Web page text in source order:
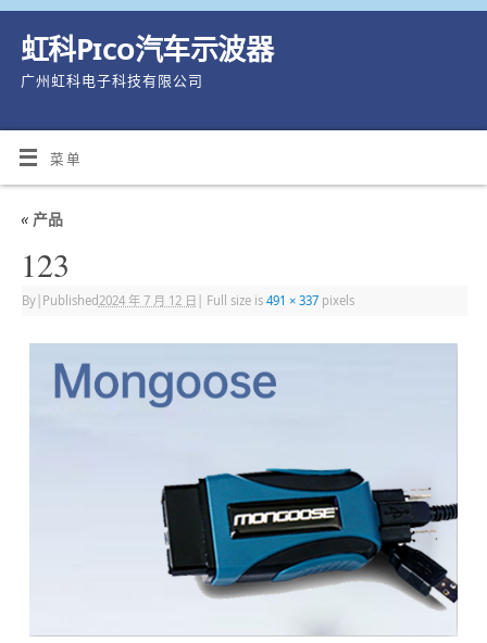
虹科Pico汽车示波器
广州虹科电子科技有限公司
菜单
«产品
123
By| Published 2024 年 7 月 12 日 Full size is 491 × 337pixels